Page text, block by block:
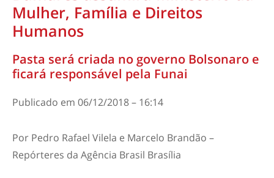
Mulher, Família e Direitos
Humanos
Pasta será criada no governo Bolsonaro e
ficará responsável pela Funai
Publicado em 06/12/2018 – 16:14
Por Pedro Rafael Vilela e Marcelo Brandão –
Repórteres da Agência Brasil Brasília